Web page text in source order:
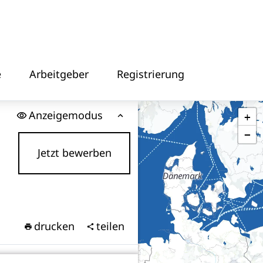
Arbeitgeber Registrierung
Anzeigemodus
Jetzt bewerben
drucken teilen
+
−